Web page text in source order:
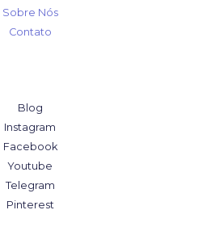
Sobre Nós
Contato
Blog
Instagram
Facebook
Youtube
Telegram
Pinterest